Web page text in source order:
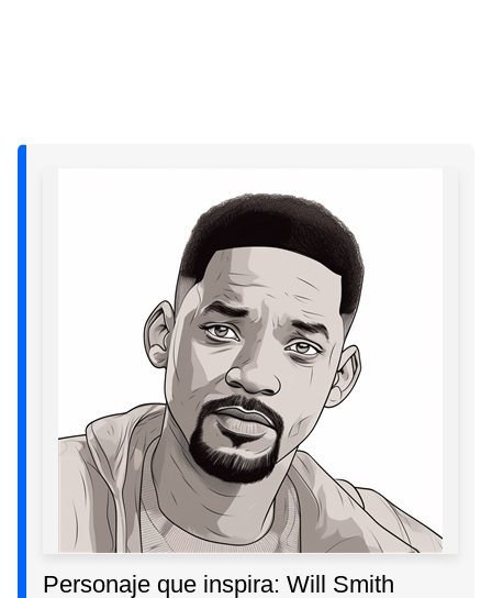
Personaje que inspira: Will Smith